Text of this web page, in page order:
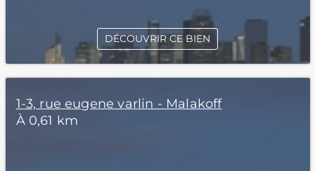
DÉCOUVRIR CE BIEN
1-3, rue eugene varlin - Malakoff
À 0,61 km